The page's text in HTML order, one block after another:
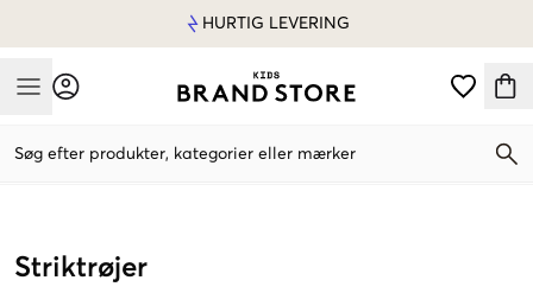
HURTIG LEVERING
Mobile Menu
Søg efter produkter, kategorier eller mærker
Striktrøjer